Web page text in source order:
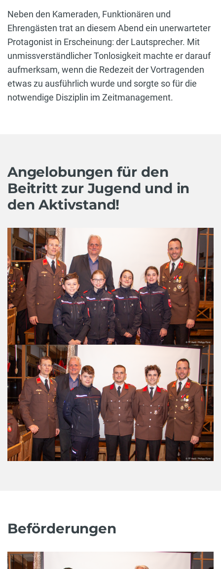
Neben den Kameraden, Funktionären und
Ehrengästen trat an diesem Abend ein unerwarteter
Protagonist in Erscheinung: der Lautsprecher. Mit
unmissverständlicher Tonlosigkeit machte er darauf
aufmerksam, wenn die Redezeit der Vortragenden
etwas zu ausführlich wurde und sorgte so für die
notwendige Disziplin im Zeitmanagement.
Angelobungen für den
Beitritt zur Jugend und in
den Aktivstand!
Beförderungen